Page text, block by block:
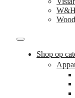
W&H
Shop op